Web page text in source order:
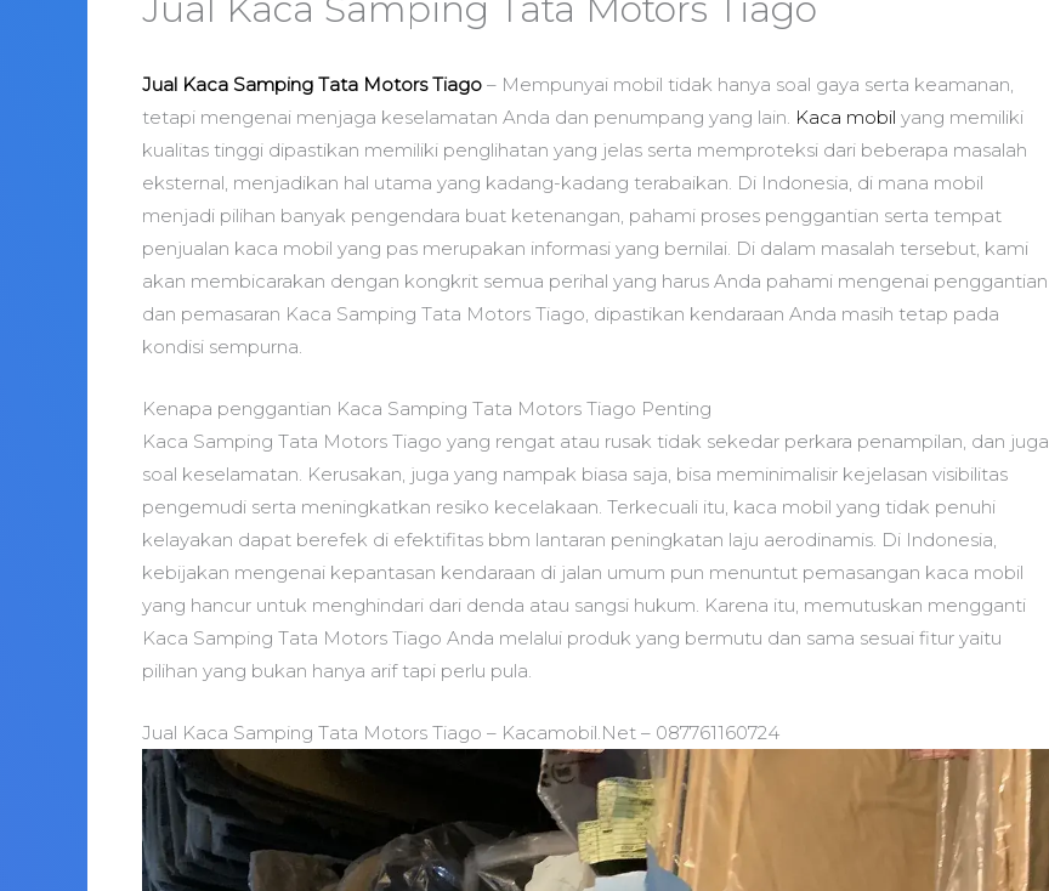
Jual Kaca Samping Tata Motors Tiago
Jual Kaca Samping Tata Motors Tiago – Mempunyai mobil tidak hanya soal gaya serta keamanan,
tetapi mengenai menjaga keselamatan Anda dan penumpang yang lain. Kaca mobil yang memiliki
kualitas tinggi dipastikan memiliki penglihatan yang jelas serta memproteksi dari beberapa masalah
eksternal, menjadikan hal utama yang kadang-kadang terabaikan. Di Indonesia, di mana mobil
menjadi pilihan banyak pengendara buat ketenangan, pahami proses penggantian serta tempat
penjualan kaca mobil yang pas merupakan informasi yang bernilai. Di dalam masalah tersebut, kami
akan membicarakan dengan kongkrit semua perihal yang harus Anda pahami mengenai penggantian
dan pemasaran Kaca Samping Tata Motors Tiago, dipastikan kendaraan Anda masih tetap pada
kondisi sempurna.
Kenapa penggantian Kaca Samping Tata Motors Tiago Penting
Kaca Samping Tata Motors Tiago yang rengat atau rusak tidak sekedar perkara penampilan, dan juga
soal keselamatan. Kerusakan, juga yang nampak biasa saja, bisa meminimalisir kejelasan visibilitas
pengemudi serta meningkatkan resiko kecelakaan. Terkecuali itu, kaca mobil yang tidak penuhi
kelayakan dapat berefek di efektifitas bbm lantaran peningkatan laju aerodinamis. Di Indonesia,
kebijakan mengenai kepantasan kendaraan di jalan umum pun menuntut pemasangan kaca mobil
yang hancur untuk menghindari dari denda atau sangsi hukum. Karena itu, memutuskan mengganti
Kaca Samping Tata Motors Tiago Anda melalui produk yang bermutu dan sama sesuai fitur yaitu
pilihan yang bukan hanya arif tapi perlu pula.
Jual Kaca Samping Tata Motors Tiago – Kacamobil.Net – 087761160724